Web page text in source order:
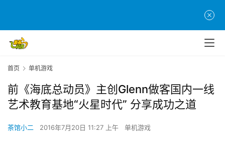
首页 单机游戏
前《海底总动员》主创Glenn做客国内一线
艺术教育基地“火星时代” 分享成功之道
茶馆小二 2016年7月20日 11:27 上午 单机游戏